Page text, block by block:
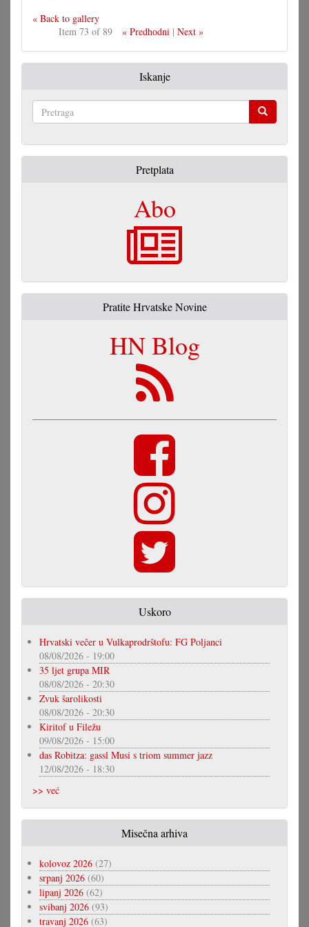
« Back to gallery
Item 73 of 89
« Predhodni| Next »
Iskanje
Pretplata
Abo
Pratite Hrvatske Novine
HN Blog
Uskoro
Hrvatski večer u Vulkaprodrštofu: FG Poljanci
08/08/2026 - 19:00
35 ljet grupa MIR
08/08/2026 - 20:30
Zvuk šarolikosti
08/08/2026 - 20:30
Kiritof u Filežu
09/08/2026 - 15:00
das Robitza: gassl Musi s triom summer jazz
12/08/2026 - 18:30
>> već
Misečna arhiva
kolovoz 2026 (27)
srpanj 2026 (60)
lipanj 2026 (62)
svibanj 2026 (93)
travanj 2026 (63)